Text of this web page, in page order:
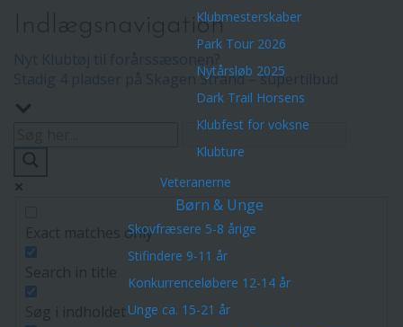
Klubmesterskaber
Park Tour 2026
Nytårsløb 2025
Dark Trail Horsens
Klubfest for voksne
Klubture
Veteranerne
Børn & Unge
Skovfræsere 5-8 årige
Stifindere 9-11 år
Konkurrenceløbere 12-14 år
Unge ca. 15-21 år
Indlægsnavigation
Stadig 4 pladser på Skagen Strand – supertilbud
Exact matches only